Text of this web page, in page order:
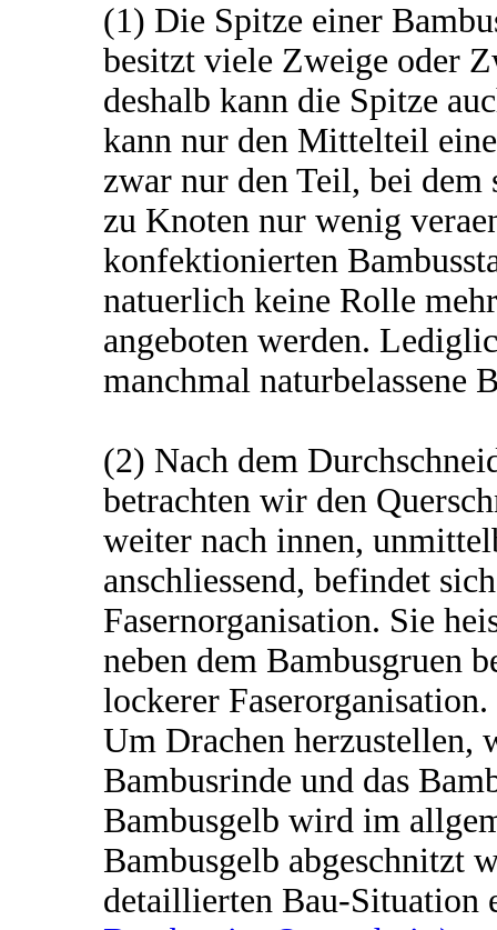
(1) Die Spitze einer
besitzt viele Zweige oder
deshalb kann die Spitze
kann nur den Mittelteil
zwar nur den Teil, bei
zu Knoten nur wenig
konfektionierten
natuerlich keine Rolle
angeboten werden.
manchmal naturbelassene
(2) Nach dem
betrachten wir den
weiter nach innen,
anschliessend, befindet
Fasernorganisation. Sie
neben dem Bambusgruen
lockerer
Um Drachen herzustellen,
Bambusrinde und das
Bambusgelb wird im
Bambusgelb abgeschnitzt
detaillierten Bau-Situation